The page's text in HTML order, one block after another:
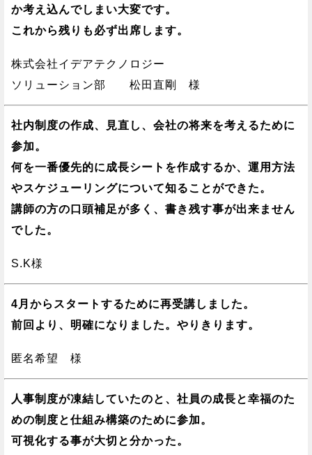
か考え込んでしまい大変です。
これから残りも必ず出席します。
株式会社イデアテクノロジー
ソリューション部 松田直剛 様
社内制度の作成、見直し、会社の将来を考えるために
参加。
何を一番優先的に成長シートを作成するか、運用方法
やスケジューリングについて知ることができた。
講師の方の口頭補足が多く、書き残す事が出来ません
でした。
S.K様
4月からスタートするために再受講しました。
前回より、明確になりました。やりきります。
匿名希望 様
人事制度が凍結していたのと、社員の成長と幸福のた
めの制度と仕組み構築のために参加。
可視化する事が大切と分かった。